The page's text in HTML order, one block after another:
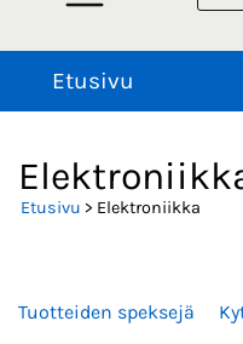
Etusivu
Etusivu > Elektroniikka
Tuotteiden speksejä